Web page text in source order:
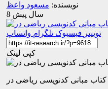
نویسنده: مسعود واعظ
8 سال پیش
توییتر فیسبوک تلگرام واتساپ
کپی لینک